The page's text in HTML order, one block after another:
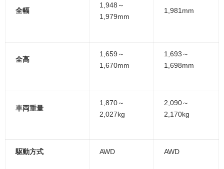
全幅
1,948～
1,979mm
1,981mm
全高
1,659～
1,670mm
1,693～
1,698mm
車両重量
1,870～
2,027kg
2,090～
2,170kg
駆動方式 AWD AWD